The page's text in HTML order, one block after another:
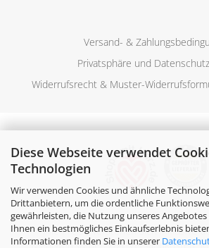
Diese Webseite verwendet
Technologien
Wir verwenden Cookies und ähnliche
Drittanbietern, um die ordentliche
gewährleisten, die Nutzung unseres
Ihnen ein bestmögliches Einkaufserlebnis
Informationen finden Sie in unserer
Versand- &
Privatsphäre und Datenschutz
Widerrufsrecht & Muster-
Alle Preise verstehen sich inklusive
Mehrwertsteuer, zzgl.Versandkosten